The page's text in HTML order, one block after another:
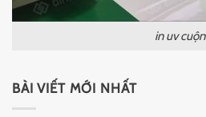
in uv cuộn
BÀI VIẾT MỚI NHẤT